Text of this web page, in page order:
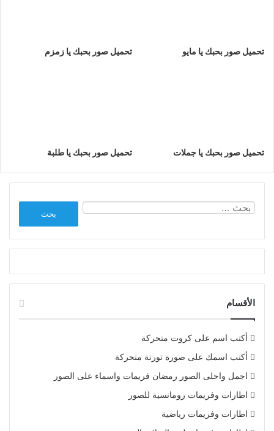
تحميل صور بحبك يا مايو تحميل صور بحبك يا زمزم
تحميل صور بحبك يا جملات تحميل صور بحبك يا طلبة
الأقسام
أكتب اسم على كروت متحركة
أكتب اسمك على صورة تورتة متحركة
اجمل واحلى الصور رمضان فريمات واسماء على الصور
اطارات وفريمات رومانسية للصور
اطارات وفريمات رياضية